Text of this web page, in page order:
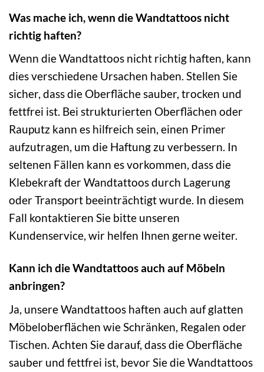
Was mache ich, wenn die Wandtattoos nicht
richtig haften?
Wenn die Wandtattoos nicht richtig haften, kann
dies verschiedene Ursachen haben. Stellen Sie
sicher, dass die Oberfläche sauber, trocken und
fettfrei ist. Bei strukturierten Oberflächen oder
Rauputz kann es hilfreich sein, einen Primer
aufzutragen, um die Haftung zu verbessern. In
seltenen Fällen kann es vorkommen, dass die
Klebekraft der Wandtattoos durch Lagerung
oder Transport beeinträchtigt wurde. In diesem
Fall kontaktieren Sie bitte unseren
Kundenservice, wir helfen Ihnen gerne weiter.
Kann ich die Wandtattoos auch auf Möbeln
anbringen?
Ja, unsere Wandtattoos haften auch auf glatten
Möbeloberflächen wie Schränken, Regalen oder
Tischen. Achten Sie darauf, dass die Oberfläche
sauber und fettfrei ist, bevor Sie die Wandtattoos